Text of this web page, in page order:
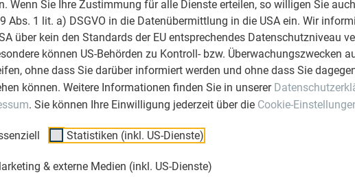
Wenn Sie Ihre Zustimmung für alle Dienste erteilen, so willigen Sie
Abs. 1 lit. a) DSGVO in die Datenübermittlung in die USA ein. Wir
über kein den Standards der EU entsprechendes Datenschutzniveau
können US-Behörden zu Kontroll- bzw. Überwachungszwecken
ohne dass Sie darüber informiert werden und ohne dass Sie
können. Weitere Informationen finden Sie in unserer
. Sie können Ihre Einwilligung jederzeit über die Cookie-
Statistiken (inkl. US-Dienste)
& externe Medien (inkl. US-Dienste)
Pfaffhausen & Staudte GbR
AO, Metallica, Weiz